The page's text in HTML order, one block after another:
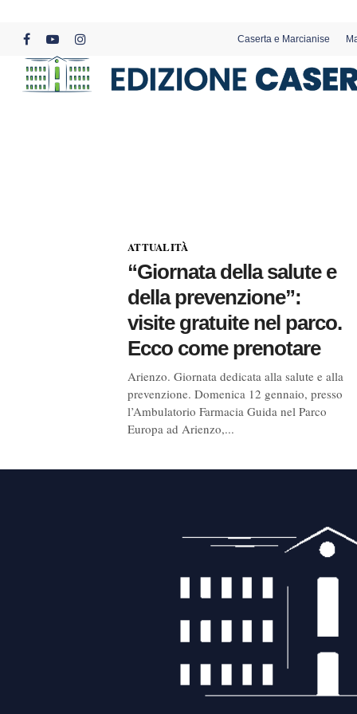
content
facebookyoutubeinstagram
Caserta e Marcianise
ATTUALITÀ
“Giornata della salute e
della prevenzione”:
visite gratuite nel parco.
Ecco come prenotare
Arienzo. Giornata dedicata alla salute e alla
prevenzione. Domenica 12 gennaio, presso
l’Ambulatorio Farmacia Guida nel Parco
Europa ad Arienzo,...